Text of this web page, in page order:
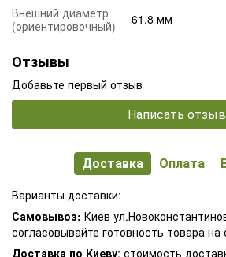
Внешний диаметр
(ориентировочный)
61.8 мм
Отзывы
Добавьте первый отзыв
Написать отзыв
Доставка Оплата
Варианты доставки:
Самовывоз: Киев
согласовывайте готовность товара на
Доставка по Киеву: стоимость